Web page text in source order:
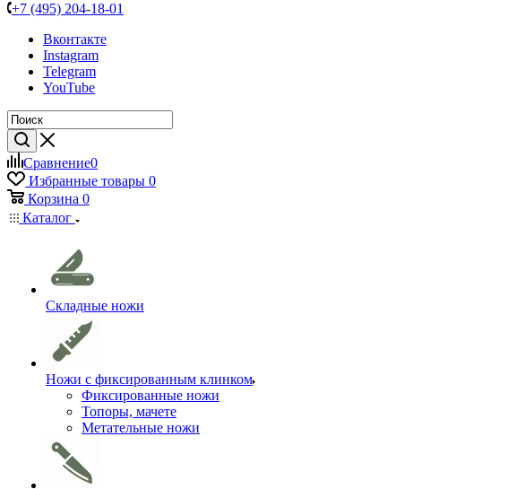
+7 (495) 204-18-01
Вконтакте
Instagram
Telegram
YouTube
Сравнение0
Избранные товары 0
Корзина 0
Каталог
Складные ножи
Ножи с фиксированным клинком
Фиксированные ножи
Топоры, мачете
Метательные ножи